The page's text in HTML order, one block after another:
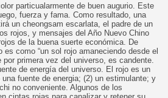
particualarmente de buen augurio. Este
fuerza y fama. Como resultado, una
un cheongsam escarlata, el padre de un
rojos, y mensajes del Año Nuevo Chino
de la buena suerte económica. De
es como “un sol rojo amaneciendo desde el
por primera vez del universo, es candente.
de energía del universo. El rojo es un
fuente de energia; (2) un estimulante; y
no conveniente. Algunos de los